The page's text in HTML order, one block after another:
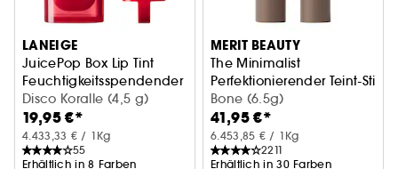
LANEIGE
JuicePop Box Lip Tint
Feuchtigkeitsspendender Lip Tint
Disco Koralle (4,5 g)
19,95 €*
4.433,33 € / 1Kg
55
Erhältlich in 8 Farben
MERIT BEAUTY
The Minimalist
Perfektionierender Teint-Stick
Bone (6.5g)
41,95 €*
6.453,85 € / 1Kg
2211
Erhältlich in 30 Farben